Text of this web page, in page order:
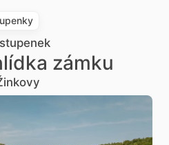
zámku